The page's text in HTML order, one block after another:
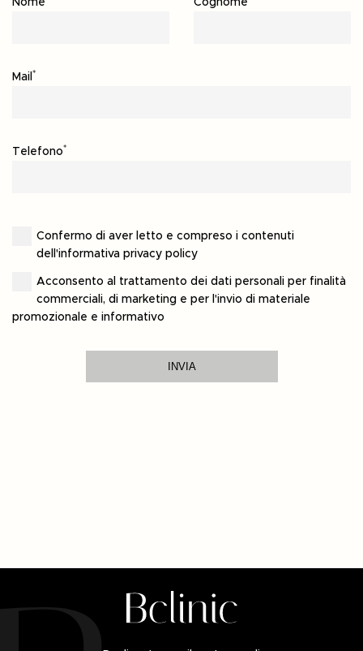
Nome Cognome
Mail *
Telefono*
Confermo di aver letto e compreso i contenuti
dell'informativa privacy policy
Acconsento al trattamento dei dati personali per finalità
commerciali, di marketing e per l'invio di materiale
promozionale e informativo